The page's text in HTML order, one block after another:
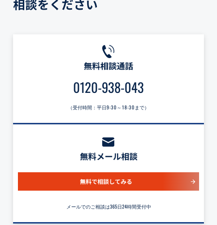
相談をください
無料相談通話
0120-938-043
（受付時間：平日9:30～18:30 まで）
無料メール相談
無料で相談してみる
メールでのご相談は365日24時間受付中